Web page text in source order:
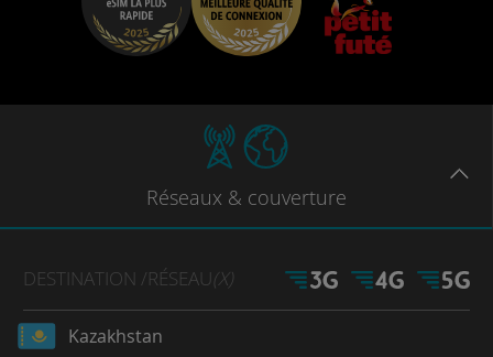
Réseaux & couverture
DESTINATION /RÉSEAU(X)
Kazakhstan